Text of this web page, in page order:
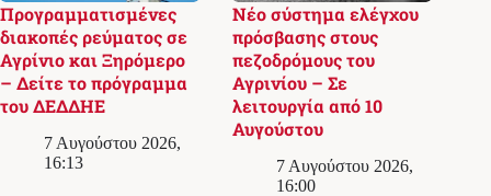
Προγραμματισμένες
διακοπές ρεύματος σε
Αγρίνιο και Ξηρόμερο
– Δείτε το πρόγραμμα
του ΔΕΔΔΗΕ
7 Αυγούστου 2026,
16:13
Νέο σύστημα ελέγχου
πρόσβασης στους
πεζοδρόμους του
Αγρινίου – Σε
λειτουργία από 10
Αυγούστου
7 Αυγούστου 2026,
16:00